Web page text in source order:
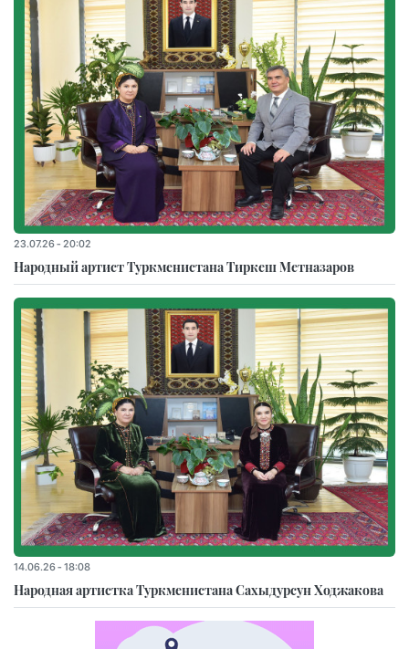
23.07.26 - 20:02
Народный артист Туркменистана Тиркеш Мeтназаров
14.06.26 - 18:08
Народная артистка Туркменистана Сахыдурсун Ходжакова